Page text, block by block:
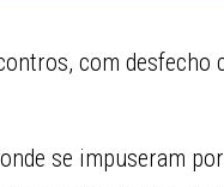
com desfecho
se impuseram